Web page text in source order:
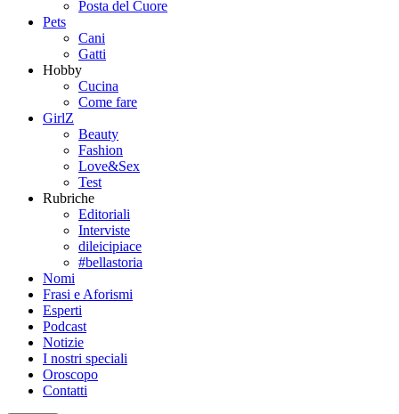
Posta del Cuore
Pets
Cani
Gatti
Hobby
Cucina
Come fare
GirlZ
Beauty
Fashion
Love&Sex
Test
Rubriche
Editoriali
Interviste
dileicipiace
#bellastoria
Nomi
Frasi e Aforismi
Esperti
Podcast
Notizie
I nostri speciali
Oroscopo
Contatti